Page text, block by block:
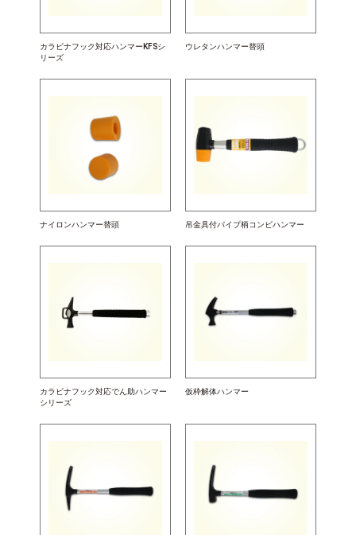
カラビナフック対応ハンマーKFSシ
リーズ
ウレタンハンマー替頭
ナイロンハンマー替頭 吊金具付パイプ柄コンビハンマー
カラビナフック対応でん助ハンマー
シリーズ
仮枠解体ハンマー